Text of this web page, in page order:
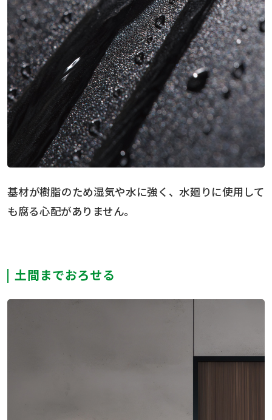
基材が樹脂のため湿気や水に強く、水廻りに使用して
も腐る心配がありません。
土間までおろせる